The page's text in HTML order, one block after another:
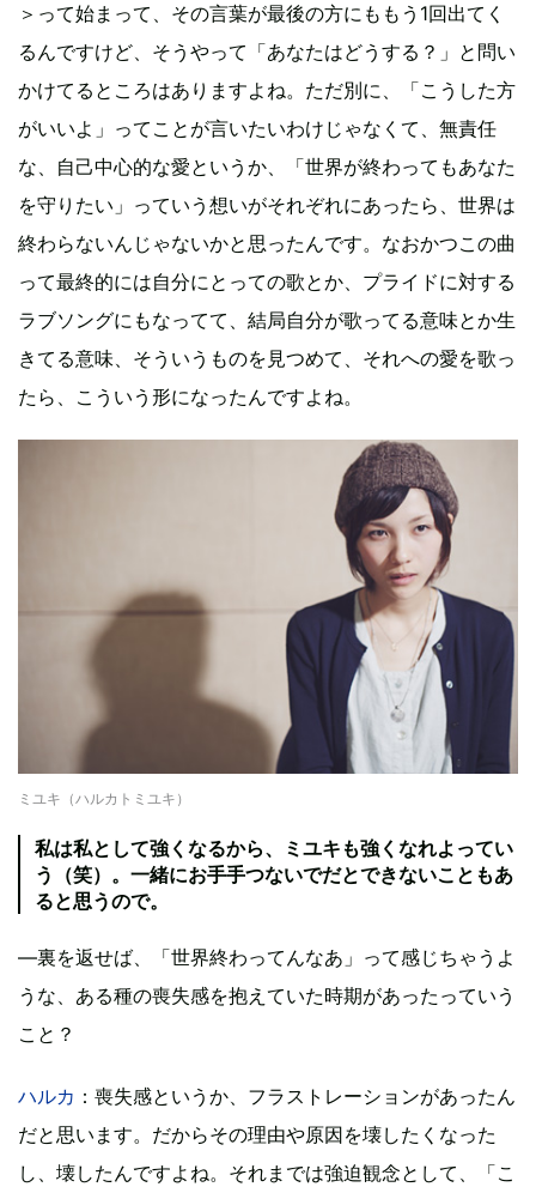
＞って始まって、その言葉が最後の方にももう1回出てく
るんですけど、そうやって「あなたはどうする？」と問い
かけてるところはありますよね。ただ別に、「こうした方
がいいよ」ってことが言いたいわけじゃなくて、無責任
な、自己中心的な愛というか、「世界が終わってもあなた
を守りたい」っていう想いがそれぞれにあったら、世界は
終わらないんじゃないかと思ったんです。なおかつこの曲
って最終的には自分にとっての歌とか、プライドに対する
ラブソングにもなってて、結局自分が歌ってる意味とか生
きてる意味、そういうものを見つめて、それへの愛を歌っ
たら、こういう形になったんですよね。
ミユキ（ハルカトミユキ）
私は私として強くなるから、ミユキも強くなれよってい
う（笑）。一緒にお手手つないでだとできないこともあ
ると思うので。
―裏を返せば、「世界終わってんなあ」って感じちゃうよ
うな、ある種の喪失感を抱えていた時期があったっていう
こと？
ハルカ ：喪失感というか、フラストレーションがあったん
だと思います。だからその理由や原因を壊したくなった
し、壊したんですよね。それまでは強迫観念として、「こ